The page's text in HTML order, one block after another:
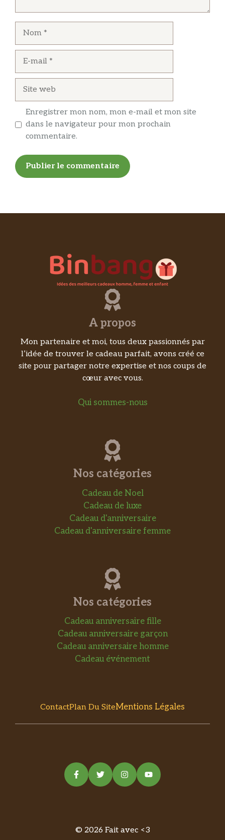
Enregistrer mon nom, mon e-mail et mon site
dans le navigateur pour mon prochain
commentaire.
A propos
Mon partenaire et moi, tous deux passionnés par
l’idée de trouver le cadeau parfait, avons créé ce
site pour partager notre expertise et nos coups de
cœur avec vous.
Qui sommes-nous
Nos catégories
Cadeau de Noel
Cadeau de luxe
Cadeau d'anniversaire
Cadeau d'anniversaire femme
Nos catégories
Cadeau anniversaire fille
Cadeau anniversaire garçon
Cadeau anniversaire homme
Cadeau événement
ContactPlan Du SiteMentions Légales
© 2026 Fait avec <3